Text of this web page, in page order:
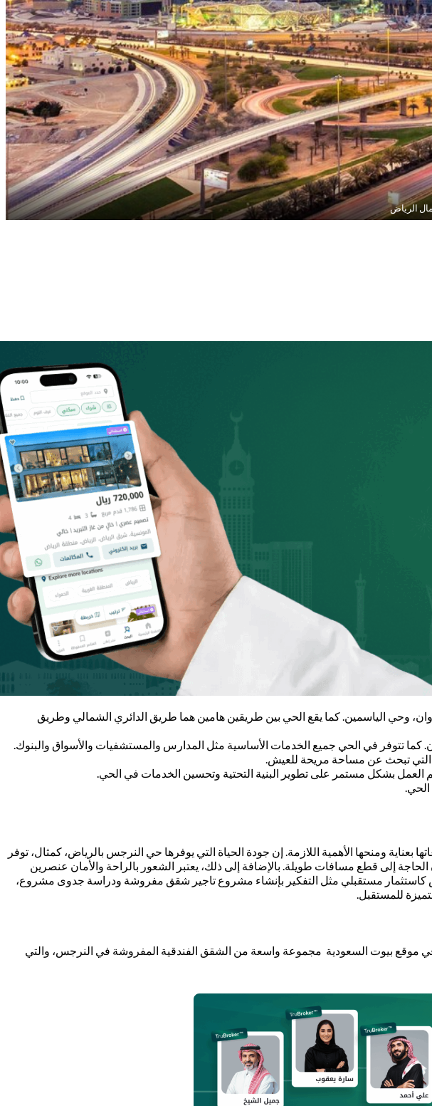
الرياض
وحي الياسمين. كما يقع الحي بين طريقين هامين هما طريق الدائري الشمالي وطريق
تتوفر في الحي جميع الخدمات الأساسية مثل المدارس والمستشفيات والأسواق والبنوك.
التي تبحث عن مساحة مريحة للعيش.
العمل بشكل مستمر على تطوير البنية التحتية وتحسين الخدمات في الحي.
الحي.
ومنحها الأهمية اللازمة. إن جودة الحياة التي يوفرها حي النرجس بالرياض، كمثال، توفر
إلى قطع مسافات طويلة. بالإضافة إلى ذلك، يعتبر الشعور بالراحة والأمان عنصرين
كاستثمار مستقبلي مثل التفكير بإنشاء مشروع تاجير شقق مفروشة ودراسة جدوى مشروع،
للمستقبل.
موقع بيوت السعودية مجموعة واسعة من الشقق الفندقية المفروشة في النرجس، والتي